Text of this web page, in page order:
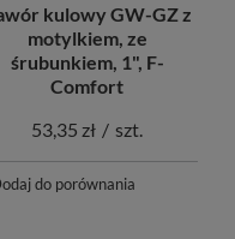
kulowy GW-GZ z
motylkiem, ze
śrubunkiem, 1", F-
Comfort
53,35 zł / szt.
do porównania